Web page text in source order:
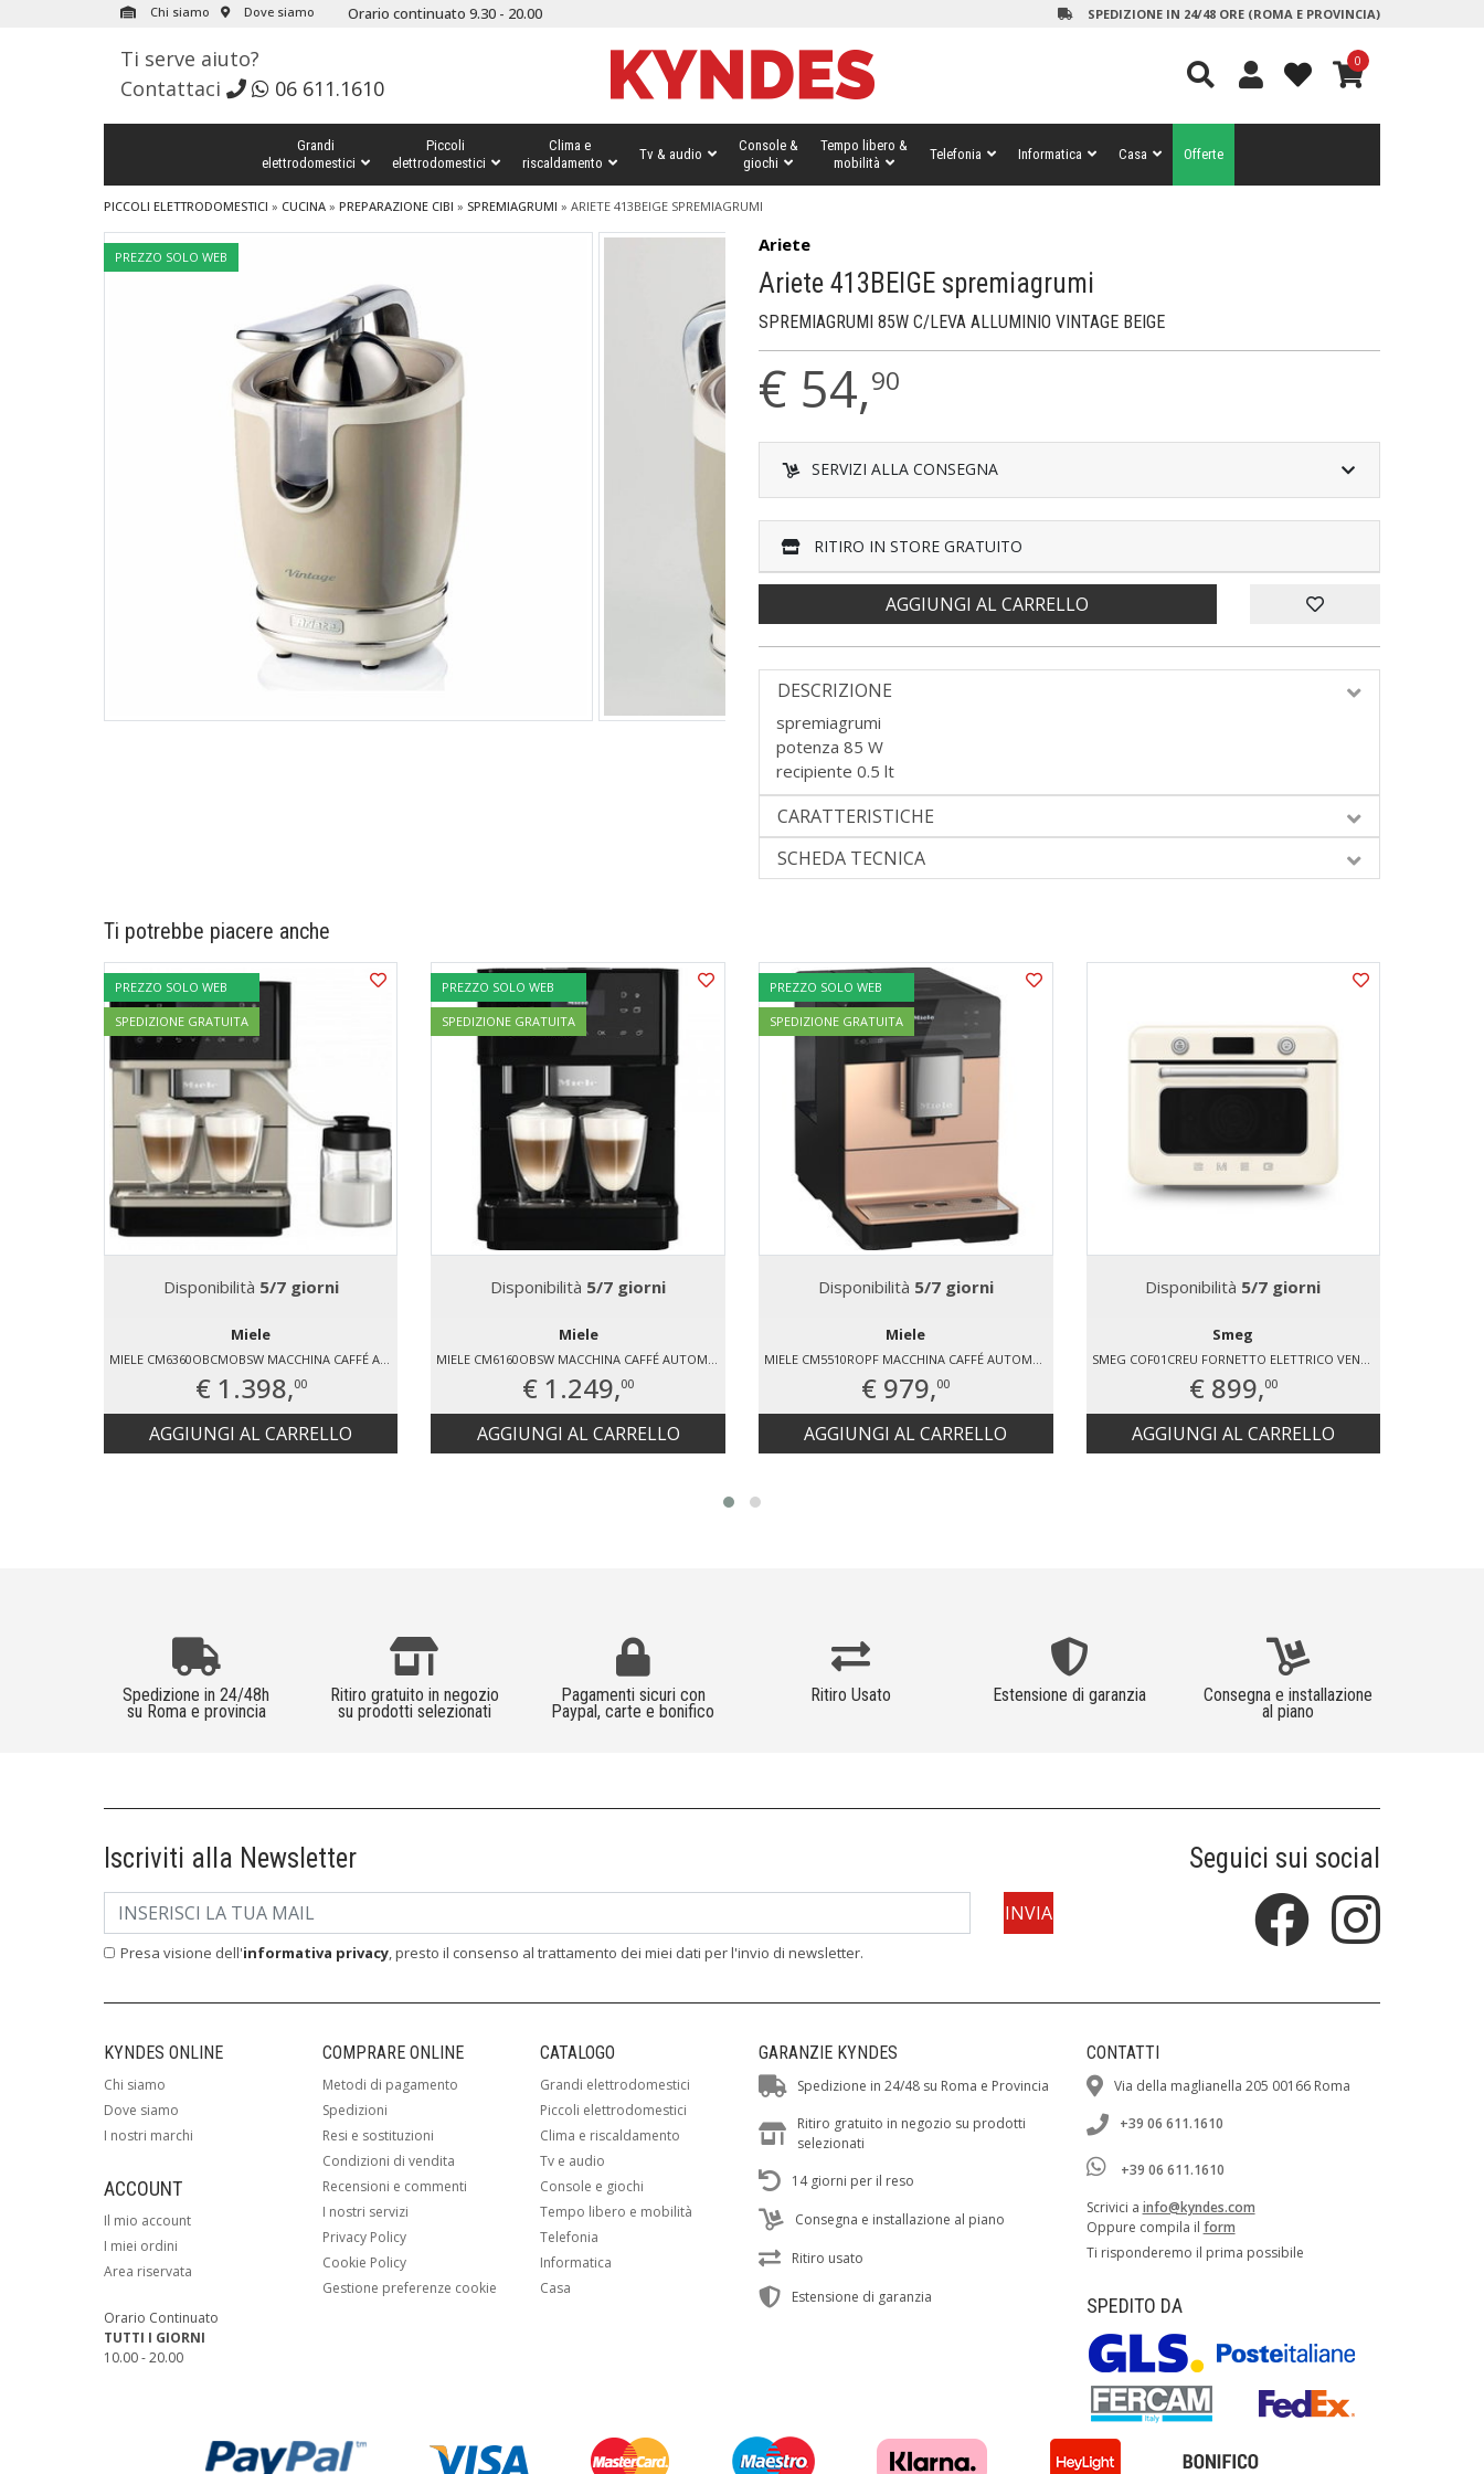
Chi siamo Dove siamo Orario continuato 9.30 - 20.00 SPEDIZIONE IN 24/48 ORE (ROMA E PROVINCIA)
Ti serve aiuto?
Contattaci
06 611.1610
0
Grandi
elettrodomestici
Piccoli
elettrodomestici
Clima e
riscaldamento
Tv & audio
Console &
giochi
Tempo libero &
mobilità
Telefonia Informatica Casa Offerte
PICCOLI ELETTRODOMESTICI » CUCINA» PREPARAZIONE CIBI » SPREMIAGRUMI » ARIETE 413BEIGE SPREMIAGRUMI
PREZZO SOLO WEB
Ariete
Ariete 413BEIGE spremiagrumi
SPREMIAGRUMI 85W C/LEVA ALLUMINIO VINTAGE BEIGE
€ 54,90
SERVIZI ALLA CONSEGNA
RITIRO IN STORE GRATUITO
AGGIUNGI AL CARRELLO
DESCRIZIONE
spremiagrumi
potenza 85 W
recipiente 0.5 lt
CARATTERISTICHE
SCHEDA TECNICA
Ti potrebbe piacere anche
PREZZO SOLO WEB
SPEDIZIONE GRATUITA
Disponibilità 5/7 giorni
Miele
MIELE CM6360OBCMOBSW MACCHINA CAFFÉ AUTOMATICA
€ 1.398,00
AGGIUNGI AL CARRELLO
PREZZO SOLO WEB
SPEDIZIONE GRATUITA
Disponibilità 5/7 giorni
Miele
MIELE CM6160OBSW MACCHINA CAFFÉ AUTOMATICA
€ 1.249,00
AGGIUNGI AL CARRELLO
PREZZO SOLO WEB
SPEDIZIONE GRATUITA
Disponibilità 5/7 giorni
Miele
MIELE CM5510ROPF MACCHINA CAFFÉ AUTOMATICA
€ 979,00
AGGIUNGI AL CARRELLO
Disponibilità 5/7 giorni
Smeg
SMEG COF01CREU FORNETTO ELETTRICO VENTILATO 1800 W
€ 899,00
AGGIUNGI AL CARRELLO
Spedizione in 24/48h
su Roma e provincia
Ritiro gratuito in negozio
su prodotti selezionati
Pagamenti sicuri con
Paypal, carte e bonifico
Ritiro Usato Estensione di garanzia Consegna e installazione
al piano
Iscriviti alla Newsletter
Presa visione dell'informativa privacy, presto il consenso al trattamento dei miei dati per l'invio di newsletter.
Seguici sui social
KYNDES ONLINE
Chi siamo
Dove siamo
I nostri marchi
ACCOUNT
Il mio account
I miei ordini
Area riservata
Orario Continuato
TUTTI I GIORNI
10.00 - 20.00
COMPRARE ONLINE
Metodi di pagamento
Spedizioni
Resi e sostituzioni
Condizioni di vendita
Recensioni e commenti
I nostri servizi
Privacy Policy
Cookie Policy
Gestione preferenze cookie
CATALOGO
Grandi elettrodomestici
Piccoli elettrodomestici
Clima e riscaldamento
Tv e audio
Console e giochi
Tempo libero e mobilità
Telefonia
Informatica
Casa
GARANZIE KYNDES
Spedizione in 24/48 su Roma e Provincia
Ritiro gratuito in negozio su prodotti
selezionati
14 giorni per il reso
Consegna e installazione al piano
Ritiro usato
Estensione di garanzia
CONTATTI
Via della maglianella 205 00166 Roma
+39 06 611.1610
+39 06 611.1610
Scrivici a info@kyndes.com
Oppure compila il form
Ti risponderemo il prima possibile
SPEDITO DA